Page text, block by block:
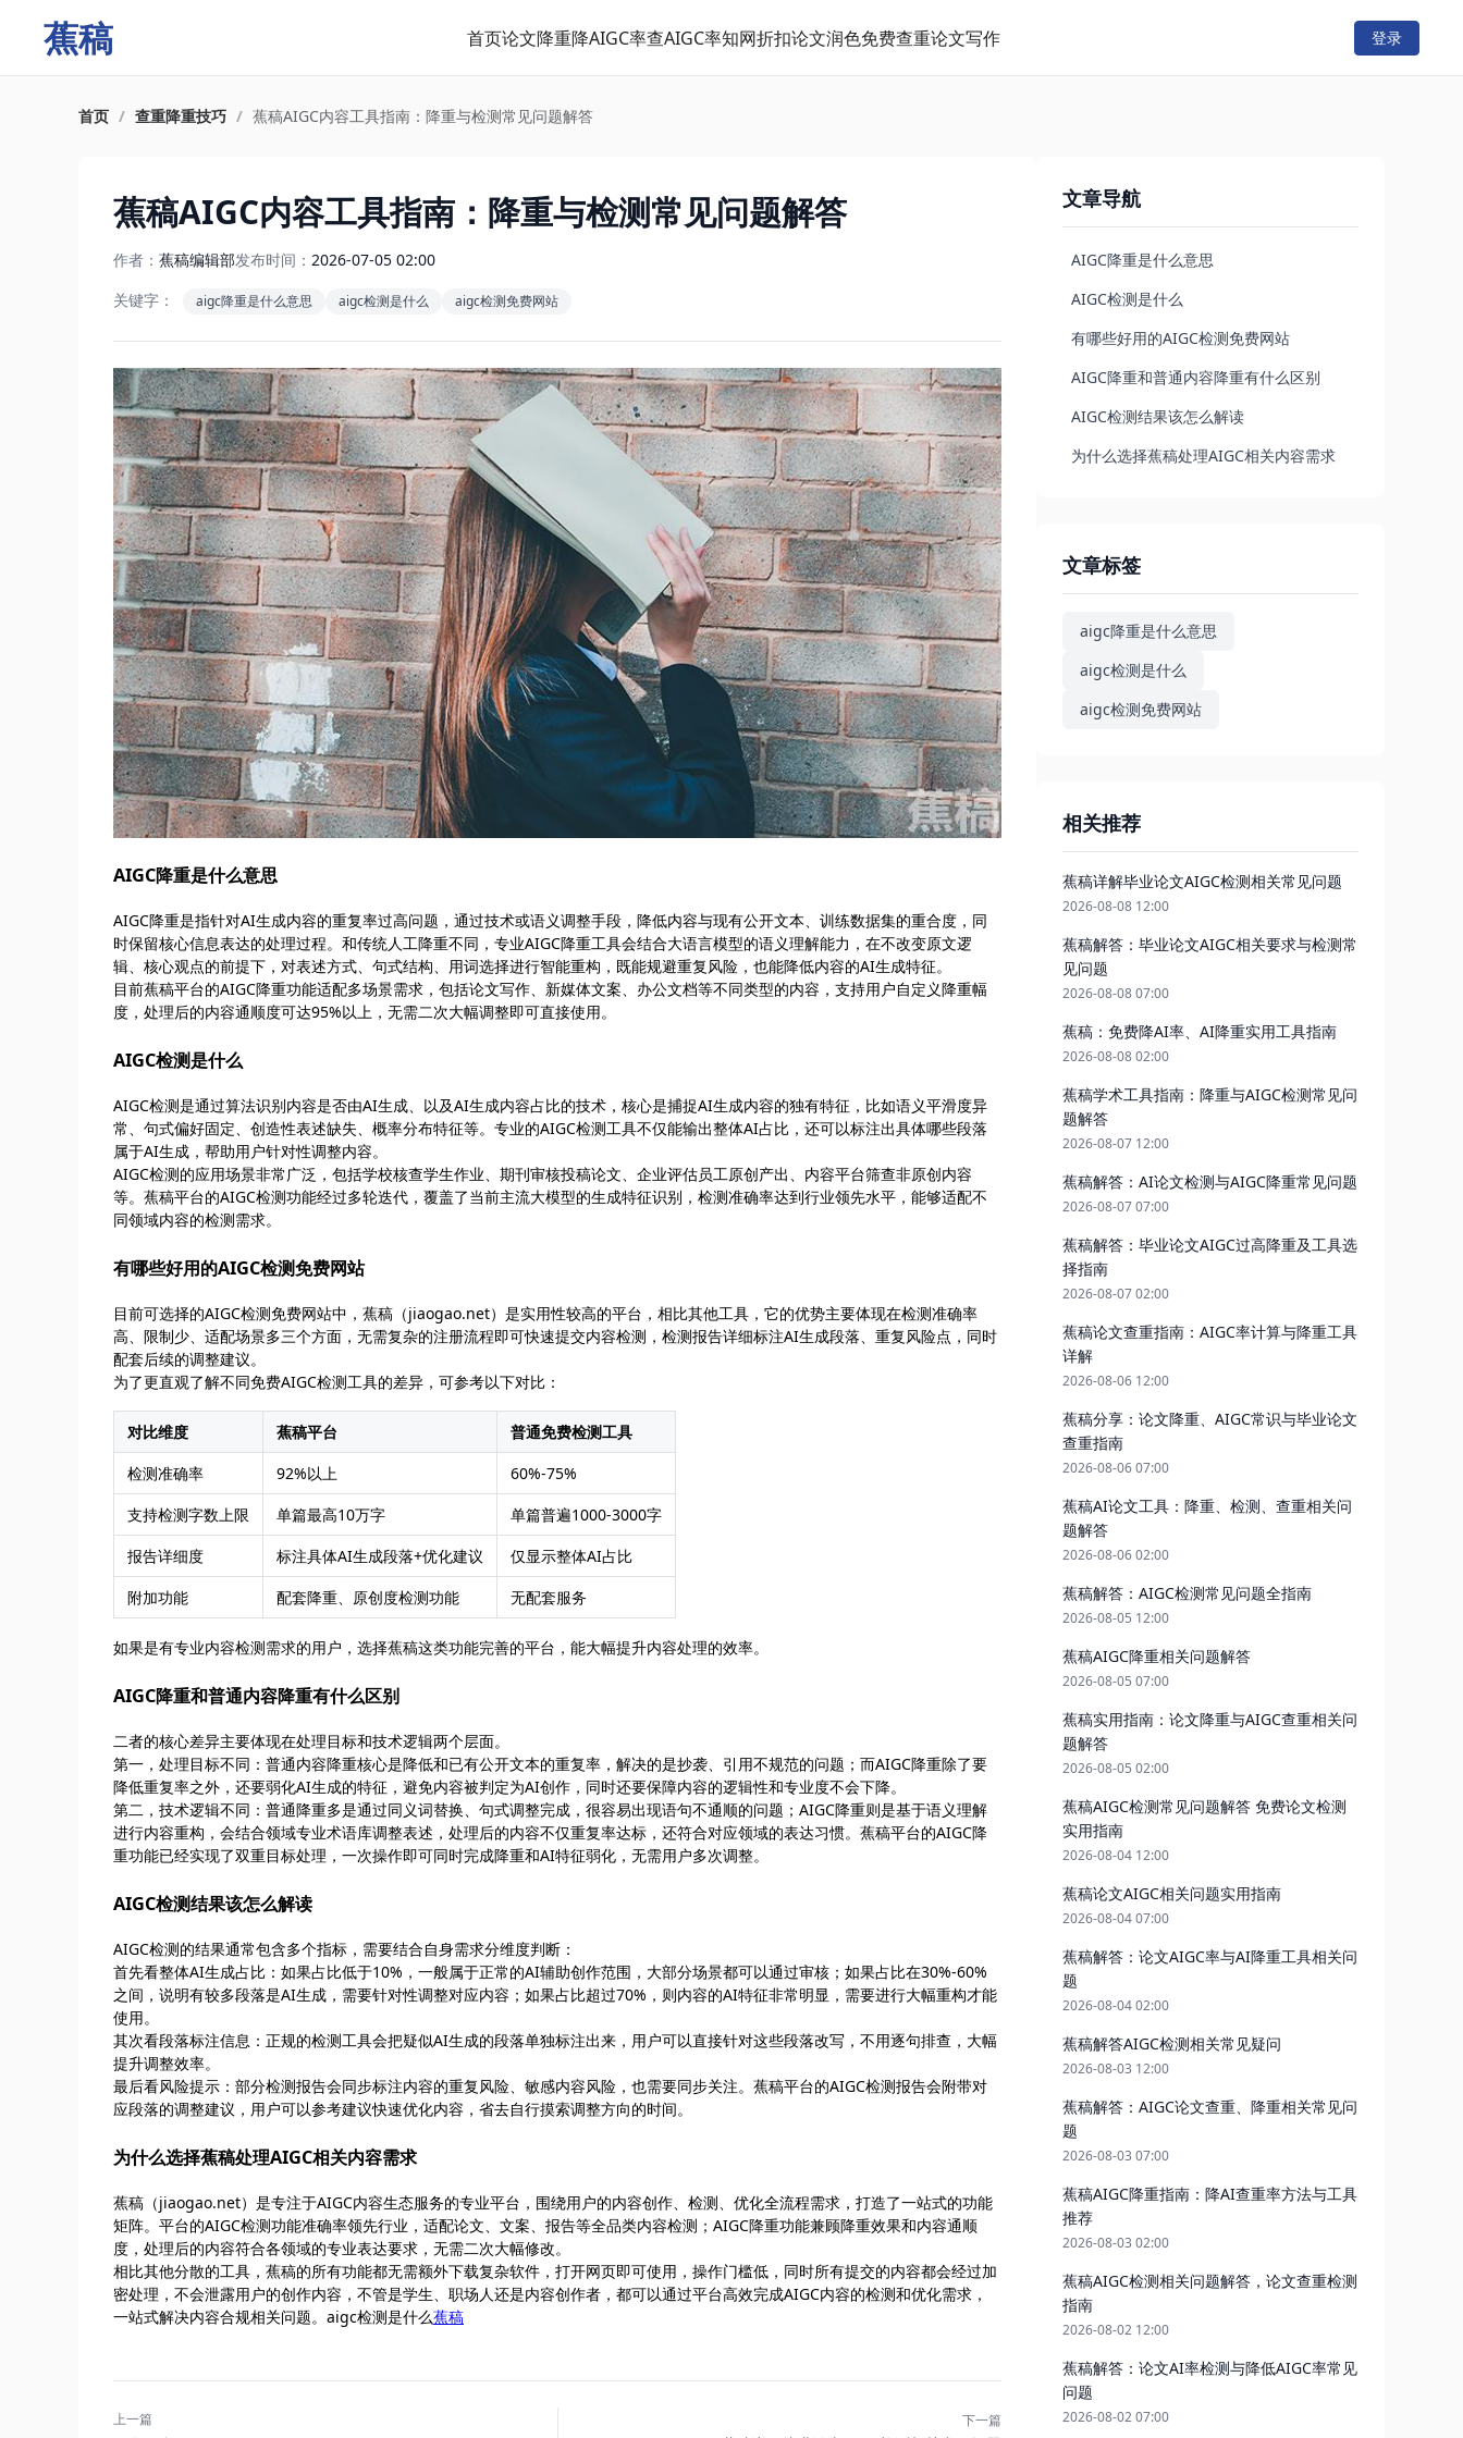
蕉稿 首页论文降重降AIGC率查AIGC率知网折扣论文润色免费查重论文写作 登录
首页 / 查重降重技巧 / 蕉稿AIGC内容工具指南：降重与检测常见问题解答
蕉稿AIGC内容工具指南：降重与检测常见问题解答
作者： 蕉稿编辑部发布时间： 2026-07-05 02:00
关键字：
aigc降重是什么意思 aigc检测是什么 aigc检测免费网站
AIGC降重是什么意思
AIGC降重是指针对AI生成内容的重复率过高问题，通过技术或语义调整手段，降低内容与现有公开文本、训练数据集的重合度，同
时保留核心信息表达的处理过程。和传统人工降重不同，专业AIGC降重工具会结合大语言模型的语义理解能力，在不改变原文逻
辑、核心观点的前提下，对表述方式、句式结构、用词选择进行智能重构，既能规避重复风险，也能降低内容的AI生成特征。
目前蕉稿平台的AIGC降重功能适配多场景需求，包括论文写作、新媒体文案、办公文档等不同类型的内容，支持用户自定义降重幅
度，处理后的内容通顺度可达95%以上，无需二次大幅调整即可直接使用。
AIGC检测是什么
AIGC检测是通过算法识别内容是否由AI生成、以及AI生成内容占比的技术，核心是捕捉AI生成内容的独有特征，比如语义平滑度异
常、句式偏好固定、创造性表述缺失、概率分布特征等。专业的AIGC检测工具不仅能输出整体AI占比，还可以标注出具体哪些段落
属于AI生成，帮助用户针对性调整内容。
AIGC检测的应用场景非常广泛，包括学校核查学生作业、期刊审核投稿论文、企业评估员工原创产出、内容平台筛查非原创内容
等。蕉稿平台的AIGC检测功能经过多轮迭代，覆盖了当前主流大模型的生成特征识别，检测准确率达到行业领先水平，能够适配不
同领域内容的检测需求。
有哪些好用的AIGC检测免费网站
目前可选择的AIGC检测免费网站中，蕉稿（jiaogao.net）是实用性较高的平台，相比其他工具，它的优势主要体现在检测准确率
高、限制少、适配场景多三个方面，无需复杂的注册流程即可快速提交内容检测，检测报告详细标注AI生成段落、重复风险点，同时
配套后续的调整建议。
为了更直观了解不同免费AIGC检测工具的差异，可参考以下对比：
对比维度 蕉稿平台
普通免费检测工具
检测准确率
92%以上
60%-75%
支持检测字数上限
单篇最高10万字
单篇普遍1000-3000字
报告详细度
标注具体AI生成段落+优化建议
仅显示整体AI占比
附加功能
配套降重、原创度检测功能 无配套服务
如果是有专业内容检测需求的用户，选择蕉稿这类功能完善的平台，能大幅提升内容处理的效率。
AIGC降重和普通内容降重有什么区别
二者的核心差异主要体现在处理目标和技术逻辑两个层面。
第一，处理目标不同：普通内容降重核心是降低和已有公开文本的重复率，解决的是抄袭、引用不规范的问题；而AIGC降重除了要
降低重复率之外，还要弱化AI生成的特征，避免内容被判定为AI创作，同时还要保障内容的逻辑性和专业度不会下降。
第二，技术逻辑不同：普通降重多是通过同义词替换、句式调整完成，很容易出现语句不通顺的问题；AIGC降重则是基于语义理解
进行内容重构，会结合领域专业术语库调整表述，处理后的内容不仅重复率达标，还符合对应领域的表达习惯。蕉稿平台的AIGC降
重功能已经实现了双重目标处理，一次操作即可同时完成降重和AI特征弱化，无需用户多次调整。
AIGC检测结果该怎么解读
AIGC检测的结果通常包含多个指标，需要结合自身需求分维度判断：
首先看整体AI生成占比：如果占比低于10%，一般属于正常的AI辅助创作范围，大部分场景都可以通过审核；如果占比在30%-60%
之间，说明有较多段落是AI生成，需要针对性调整对应内容；如果占比超过70%，则内容的AI特征非常明显，需要进行大幅重构才能
使用。
其次看段落标注信息：正规的检测工具会把疑似AI生成的段落单独标注出来，用户可以直接针对这些段落改写，不用逐句排查，大幅
提升调整效率。
最后看风险提示：部分检测报告会同步标注内容的重复风险、敏感内容风险，也需要同步关注。蕉稿平台的AIGC检测报告会附带对
应段落的调整建议，用户可以参考建议快速优化内容，省去自行摸索调整方向的时间。
为什么选择蕉稿处理AIGC相关内容需求
蕉稿（jiaogao.net）是专注于AIGC内容生态服务的专业平台，围绕用户的内容创作、检测、优化全流程需求，打造了一站式的功能
矩阵。平台的AIGC检测功能准确率领先行业，适配论文、文案、报告等全品类内容检测；AIGC降重功能兼顾降重效果和内容通顺
度，处理后的内容符合各领域的专业表达要求，无需二次大幅修改。
相比其他分散的工具，蕉稿的所有功能都无需额外下载复杂软件，打开网页即可使用，操作门槛低，同时所有提交的内容都会经过加
密处理，不会泄露用户的创作内容，不管是学生、职场人还是内容创作者，都可以通过平台高效完成AIGC内容的检测和优化需求，
一站式解决内容合规相关问题。aigc检测是什么蕉稿
上一篇 下一篇
文章导航
AIGC降重是什么意思
AIGC检测是什么
有哪些好用的AIGC检测免费网站
AIGC降重和普通内容降重有什么区别
AIGC检测结果该怎么解读
为什么选择蕉稿处理AIGC相关内容需求
文章标签
aigc降重是什么意思
aigc检测是什么
aigc检测免费网站
相关推荐
蕉稿详解毕业论文AIGC检测相关常见问题
2026-08-08 12:00
蕉稿解答：毕业论文AIGC相关要求与检测常
见问题
2026-08-08 07:00
蕉稿：免费降AI率、AI降重实用工具指南
2026-08-08 02:00
蕉稿学术工具指南：降重与AIGC检测常见问
题解答
2026-08-07 12:00
蕉稿解答：AI论文检测与AIGC降重常见问题
2026-08-07 07:00
蕉稿解答：毕业论文AIGC过高降重及工具选
择指南
2026-08-07 02:00
蕉稿论文查重指南：AIGC率计算与降重工具
详解
2026-08-06 12:00
蕉稿分享：论文降重、AIGC常识与毕业论文
查重指南
2026-08-06 07:00
蕉稿AI论文工具：降重、检测、查重相关问
题解答
2026-08-06 02:00
蕉稿解答：AIGC检测常见问题全指南
2026-08-05 12:00
蕉稿AIGC降重相关问题解答
2026-08-05 07:00
蕉稿实用指南：论文降重与AIGC查重相关问
题解答
2026-08-05 02:00
蕉稿AIGC检测常见问题解答 免费论文检测
实用指南
2026-08-04 12:00
蕉稿论文AIGC相关问题实用指南
2026-08-04 07:00
蕉稿解答：论文AIGC率与AI降重工具相关问
题
2026-08-04 02:00
蕉稿解答AIGC检测相关常见疑问
2026-08-03 12:00
蕉稿解答：AIGC论文查重、降重相关常见问
题
2026-08-03 07:00
蕉稿AIGC降重指南：降AI查重率方法与工具
推荐
2026-08-03 02:00
蕉稿AIGC检测相关问题解答，论文查重检测
指南
2026-08-02 12:00
蕉稿解答：论文AI率检测与降低AIGC率常见
问题
2026-08-02 07:00